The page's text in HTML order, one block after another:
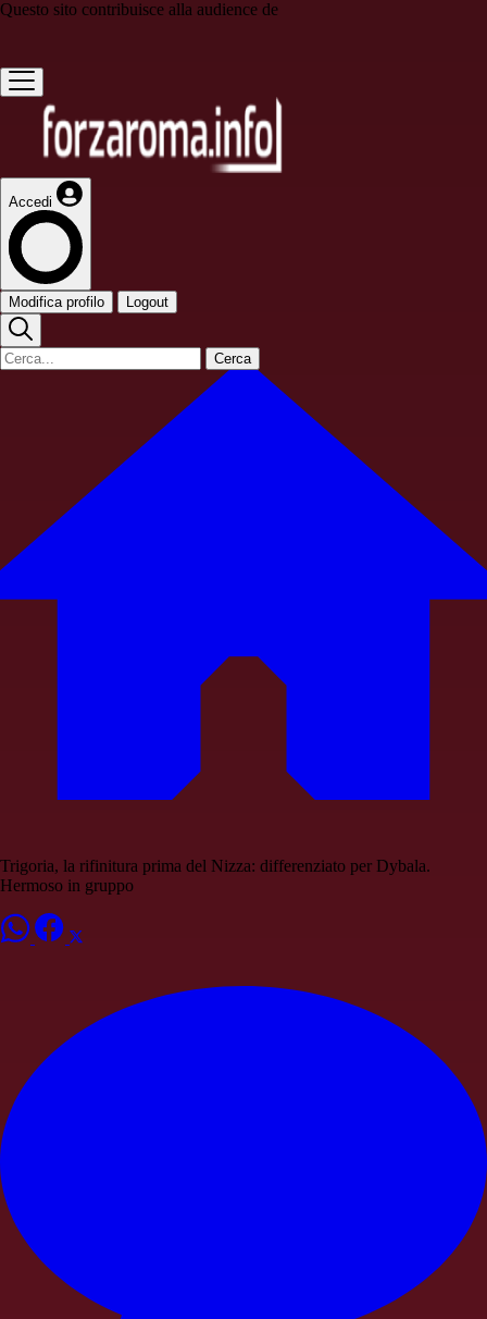
Questo sito contribuisce alla audience de
Accedi
Modifica profilo Logout
Cerca
Trigoria, la rifinitura prima del Nizza: differenziato per Dybala.
Hermoso in gruppo